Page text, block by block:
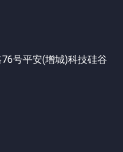
号平安(增城)科技硅谷